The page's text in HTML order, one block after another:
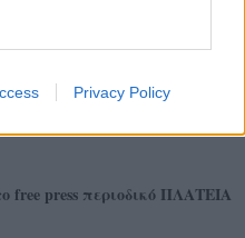
Privacy Policy
πάντα με
Μείνετε απόλυτα
σχετικά με τον
free press περιοδικό ΠΛΑΤΕΙΑ